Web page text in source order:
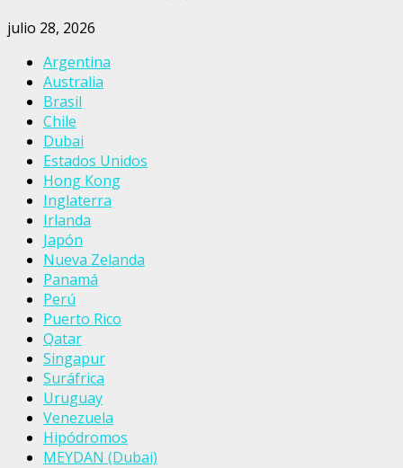
julio 28, 2026
Argentina
Australia
Brasil
Chile
Dubai
Estados Unidos
Hong Kong
Inglaterra
Irlanda
Japón
Nueva Zelanda
Panamá
Perú
Puerto Rico
Qatar
Singapur
Suráfrica
Uruguay
Venezuela
Hipódromos
MEYDAN (Dubai)